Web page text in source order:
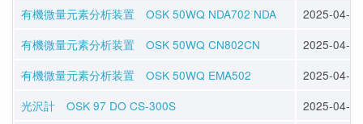
有機微量元素分析装置 OSK 50WQ NDA702 NDA
2025-04-11
有機微量元素分析装置 OSK 50WQ CN802CN
2025-04-11
有機微量元素分析装置 OSK 50WQ EMA502
2025-04-11
光沢計 OSK 97 DO CS-300S
2025-04-11